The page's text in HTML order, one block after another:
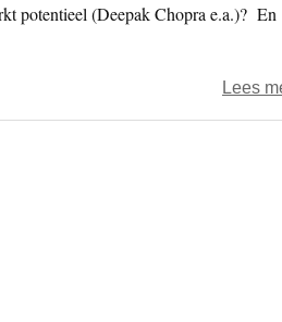
potentieel (Deepak Chopra e.a.)? En
Lees